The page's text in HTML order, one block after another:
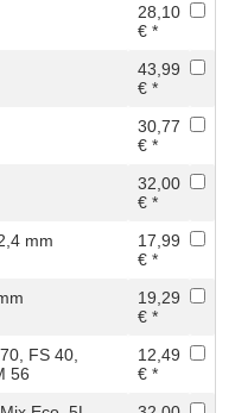
28,10
€ *
43,99
€ *
30,77
€ *
32,00
€ *
mm
17,99
€ *
19,29
€ *
FS 40,
56
12,49
€ *